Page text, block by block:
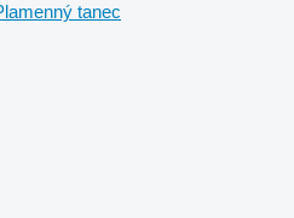
tanec